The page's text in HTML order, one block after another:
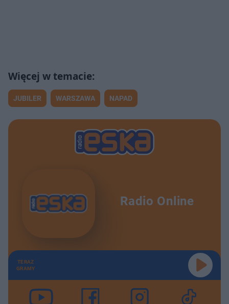
JUBILER WARSZAWA NAPAD
Radio Online
TERAZ
GRAMY